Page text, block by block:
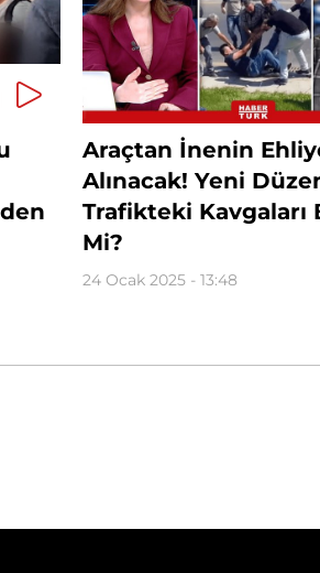
Araçtan İnenin
Alınacak! Yeni
Trafikteki Kavgaları
Mi?
24 Ocak 2025 - 13:48